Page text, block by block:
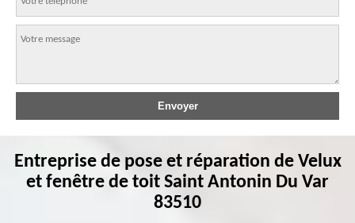
Entreprise de pose et réparation de Velux
et fenêtre de toit Saint Antonin Du Var
83510